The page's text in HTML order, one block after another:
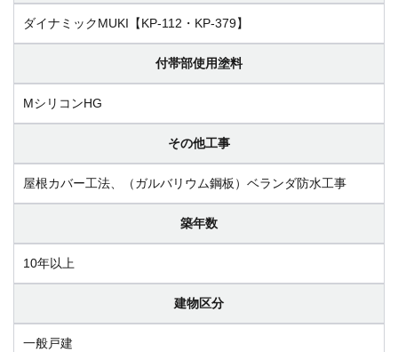
ダイナミックMUKI【KP-112・KP-379】
付帯部使用塗料
MシリコンHG
その他工事
屋根カバー工法、（ガルバリウム鋼板）ベランダ防水工事
築年数
10年以上
建物区分
一般戸建